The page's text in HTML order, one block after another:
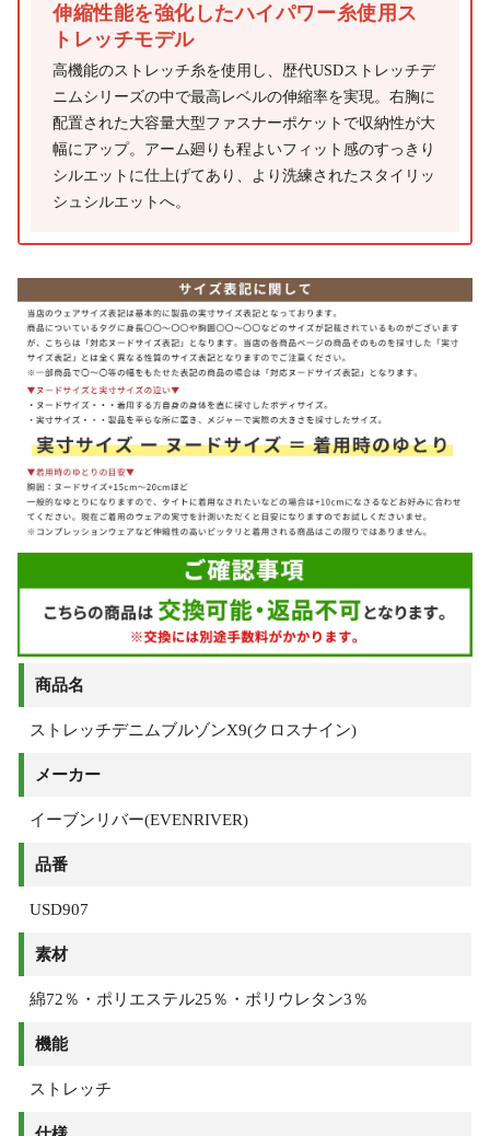
伸縮性能を強化したハイパワー糸使用ス
トレッチモデル
高機能のストレッチ糸を使用し、歴代USDストレッチデ
ニムシリーズの中で最高レベルの伸縮率を実現。右胸に
配置された大容量大型ファスナーポケットで収納性が大
幅にアップ。アーム廻りも程よいフィット感のすっきり
シルエットに仕上げてあり、より洗練されたスタイリッ
シュシルエットへ。
商品名
ストレッチデニムブルゾンX9(クロスナイン)
メーカー
イーブンリバー(EVENRIVER)
品番
USD907
素材
綿72％・ポリエステル25％・ポリウレタン3％
機能
ストレッチ